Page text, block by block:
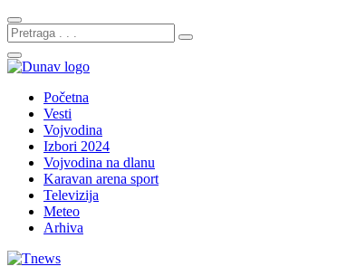
Početna
Vesti
Vojvodina
Izbori 2024
Vojvodina na dlanu
Karavan arena sport
Televizija
Meteo
Arhiva